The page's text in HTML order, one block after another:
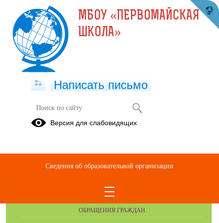
ФГИС "Моя школа"
ОБРАЩЕНИЯ ГРАЖДАН
МБОУ «ПЕРВОМАЙСКАЯ
ШКОЛА»
Написать письмо
Версия для слабовидящих
Сведения об образовательной организации